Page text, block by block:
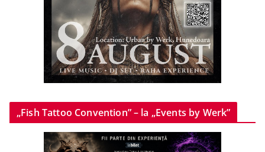
„Fish Tattoo Convention” – la „Events by Werk”